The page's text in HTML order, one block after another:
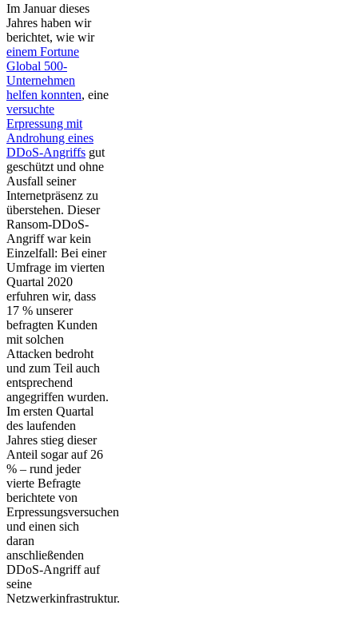
Im Januar dieses
Jahres haben wir
berichtet, wie wir
einem Fortune
Global 500-
Unternehmen
helfen konnten, eine
versuchte
Erpressung mit
Androhung eines
DDoS-Angriffs gut
geschützt und ohne
Ausfall seiner
Internetpräsenz zu
überstehen. Dieser
Ransom-DDoS-
Angriff war kein
Einzelfall: Bei einer
Umfrage im vierten
Quartal 2020
erfuhren wir, dass
17 % unserer
befragten Kunden
mit solchen
Attacken bedroht
und zum Teil auch
entsprechend
angegriffen wurden.
Im ersten Quartal
des laufenden
Jahres stieg dieser
Anteil sogar auf 26
% – rund jeder
vierte Befragte
berichtete von
Erpressungsversuchen
und einen sich
daran
anschließenden
DDoS-Angriff auf
seine
Netzwerkinfrastruktur.